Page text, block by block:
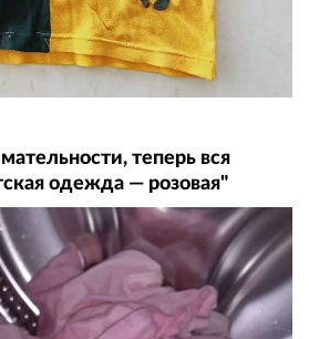
теперь вся
одежда — розовая"